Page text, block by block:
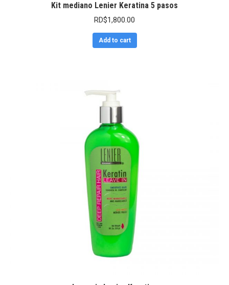
Kit mediano Lenier Keratina 5 pasos
RD$1,800.00
Add to cart